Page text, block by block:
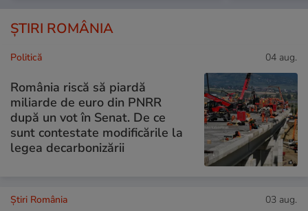
ȘTIRI ROMÂNIA
Politică 04 aug.
România riscă să piardă
miliarde de euro din PNRR
după un vot în Senat. De ce
sunt contestate modificările la
legea decarbonizării
Știri România 03 aug.